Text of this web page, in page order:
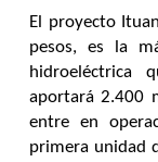
El proyecto
pesos, es la
hidroeléctrica
aportará 2.400
entre en
primera unidad